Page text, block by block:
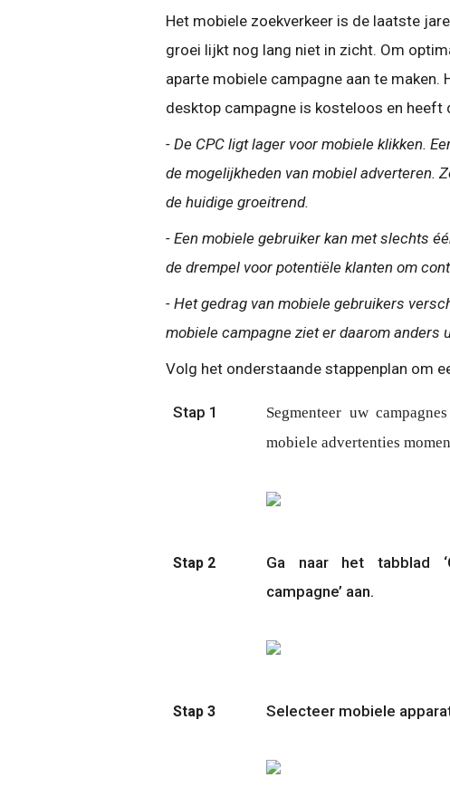
Het mobiele zoekverkeer is de laatste
groei lijkt nog lang niet in zicht. Om
aparte mobiele campagne aan te maken.
desktop campagne is kosteloos en heeft
- De CPC ligt lager voor mobiele klikken.
de mogelijkheden van mobiel adverteren.
de huidige groeitrend.
- Een mobiele gebruiker kan met slechts
de drempel voor potentiële klanten om
- Het gedrag van mobiele gebruikers
mobiele campagne ziet er daarom anders
Volg het onderstaande stappenplan om
Stap 1
Segmenteer uw
mobiele advertenties
Stap 2 Ga naar het tabblad
campagne’ aan.
Stap 3 Selecteer mobiele